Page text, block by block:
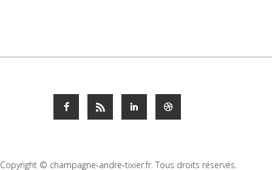
Copyright © champagne-andre-tixier.fr. Tous droits réservés.